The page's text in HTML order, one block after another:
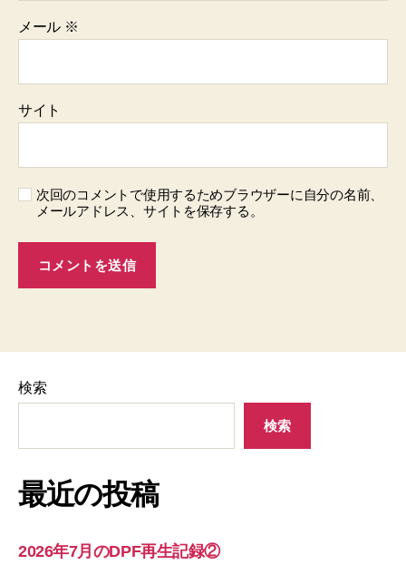
メール ※
サイト
次回のコメントで使用するためブラウザーに自分の名前、
メールアドレス、サイトを保存する。
検索
検索
最近の投稿
2026年7月のDPF再生記録②